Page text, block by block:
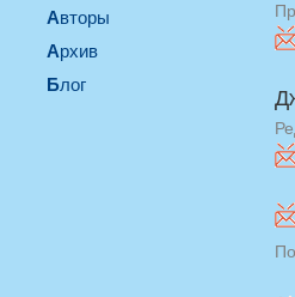
Авторы
Архив
Блог